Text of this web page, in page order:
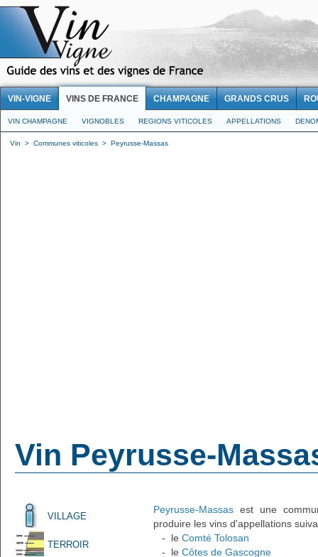
VIN-VIGNE VINS DE FRANCE CHAMPAGNE GRANDS CRUS
VIN CHAMPAGNE VIGNOBLES REGIONS VITICOLES APPELLATIONS
Vin > Communes viticoles > Peyrusse-Massas
Vin Peyrusse-
VILLAGE
TERROIR
Peyrusse-Massas est une
produire les vins d'appellations
- le Comté Tolosan
- le Côtes de Gascogne